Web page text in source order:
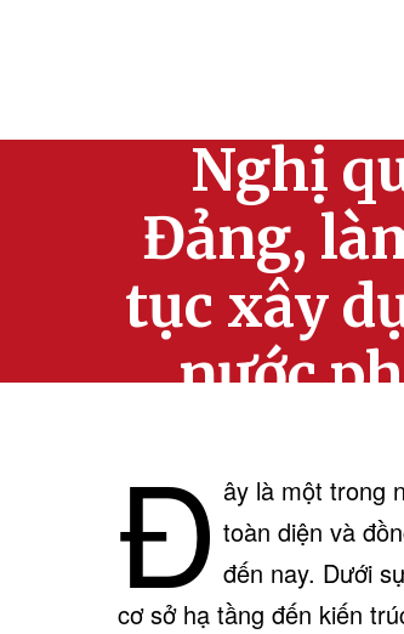
Nghị
Đảng,
tục xây
nước
Đ ây là một trong
toàn diện và
đến nay. Dưới
cơ sở hạ tầng đến kiến